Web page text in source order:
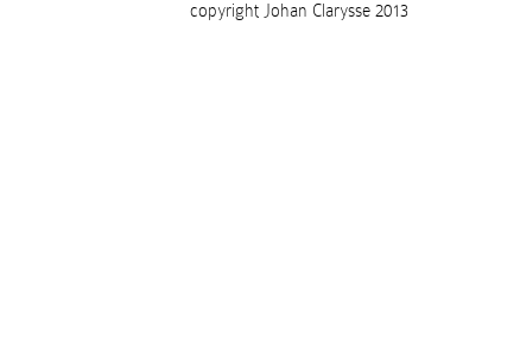
copyright Johan Clarysse 2013